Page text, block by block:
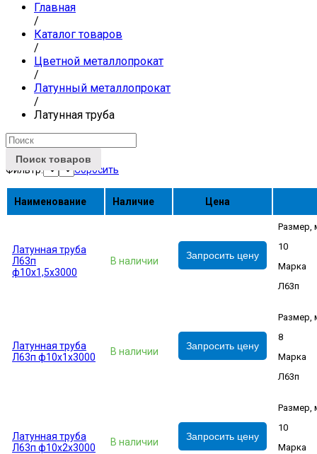
Главная
/
Каталог товаров
/
Цветной металлопрокат
/
Латунный металлопрокат
/
Латунная труба
Поиск товаров
Фильтр:
Сбросить
Наименование Наличие Цена
Латунная труба
Л63п
ф10х1,5х3000
В наличии Запросить цену
Размер,
10
Марка
Л63п
Латунная труба
Л63п ф10х1х3000
В наличии Запросить цену
Размер,
8
Марка
Л63п
Латунная труба
Л63п ф10х2х3000
В наличии Запросить цену
Размер,
10
Марка